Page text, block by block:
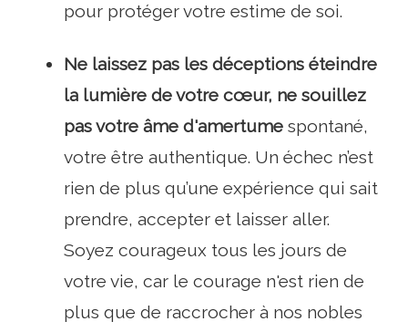
pour protéger votre estime de soi.
Ne laissez pas les déceptions éteindre
la lumière de votre cœur, ne souillez
pas votre âme d'amertume spontané,
votre être authentique. Un échec n’est
rien de plus qu’une expérience qui sait
prendre, accepter et laisser aller.
Soyez courageux tous les jours de
votre vie, car le courage n'est rien de
plus que de raccrocher à nos nobles